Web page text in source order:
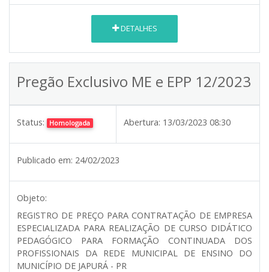
DETALHES
Pregão Exclusivo ME e EPP 12/2023
Status: Homologada Abertura: 13/03/2023 08:30
Publicado em: 24/02/2023
Objeto:
REGISTRO DE PREÇO PARA CONTRATAÇÃO DE EMPRESA
ESPECIALIZADA PARA REALIZAÇÃO DE CURSO DIDÁTICO
PEDAGÓGICO PARA FORMAÇÃO CONTINUADA DOS
PROFISSIONAIS DA REDE MUNICIPAL DE ENSINO DO
MUNICÍPIO DE JAPURÁ - PR